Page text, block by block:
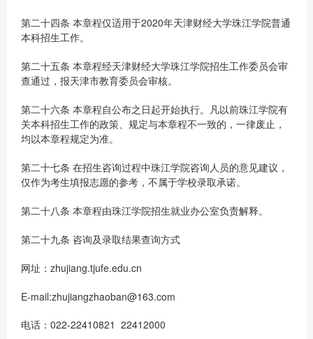
第二十四条 本章程仅适用于2020年天津财经大学珠江学院普通
本科招生工作。
第二十五条 本章程经天津财经大学珠江学院招生工作委员会审
查通过，报天津市教育委员会审核。
第二十六条 本章程自公布之日起开始执行。凡以前珠江学院有
关本科招生工作的政策、规定与本章程不一致的，一律废止，
均以本章程规定为准。
第二十七条 在招生咨询过程中珠江学院咨询人员的意见建议，
仅作为考生填报志愿的参考，不属于学校录取承诺。
第二十八条 本章程由珠江学院招生就业办公室负责解释。
第二十九条 咨询及录取结果查询方式
网址：zhujiang.tjufe.edu.cn
E-mail:zhujiangzhaoban@163.com
电话：022-22410821 22412000